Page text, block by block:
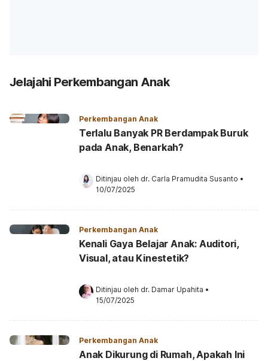
Jelajahi Perkembangan Anak
Perkembangan Anak
Terlalu Banyak PR Berdampak Buruk
pada Anak, Benarkah?
Ditinjau oleh dr. Carla Pramudita Susanto •
10/07/2025
Perkembangan Anak
Kenali Gaya Belajar Anak: Auditori,
Visual, atau Kinestetik?
Ditinjau oleh dr. Damar Upahita •
15/07/2025
Perkembangan Anak
Anak Dikurung di Rumah, Apakah Ini